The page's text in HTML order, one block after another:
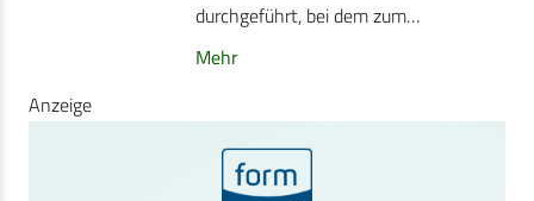
durchgeführt, bei dem zum…
Mehr
Anzeige